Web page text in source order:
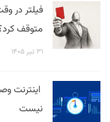
متوقف
۳۱ تیر ۱۴۰۵
اینترنت
نیست